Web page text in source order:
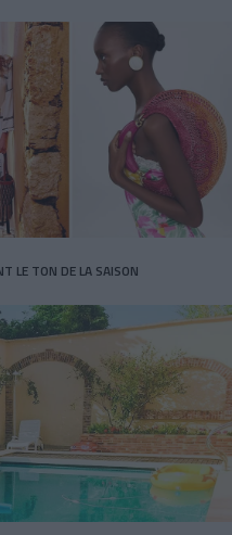
LE TON DE LA SAISON